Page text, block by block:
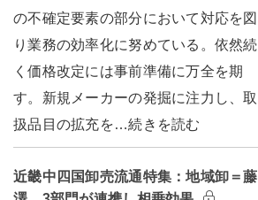
の不確定要素の部分において対応を図
り業務の効率化に努めている。依然続
く価格改定には事前準備に万全を期
す。新規メーカーの発掘に注力し、取
扱品目の拡充を…続きを読む
近畿中四国卸売流通特集：地域卸＝藤